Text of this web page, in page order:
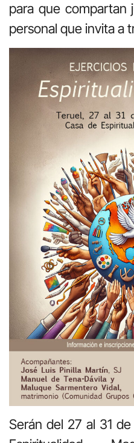
para que compartan
personal que invita a
Serán del 27 al 31